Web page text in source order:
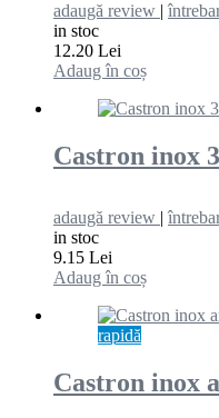
adaugă review |
in stoc
12.20 Lei
Adaug în coș
Castron inox
adaugă review |
in stoc
9.15 Lei
Adaug în coș
rapidă
Castron inox